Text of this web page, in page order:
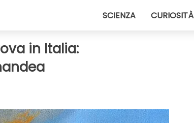
SCIENZA CURIOSITÀ
in Italia: